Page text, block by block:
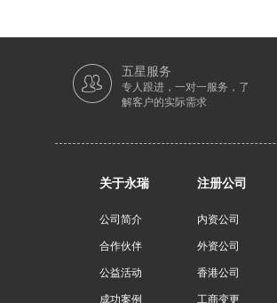
五星服务
专人跟进，一对一服务，了
解客户的实际需求
关于永瑞
公司简介
合作伙伴
公益活动
成功案例
注册公司
内资公司
外资公司
香港公司
工商变更